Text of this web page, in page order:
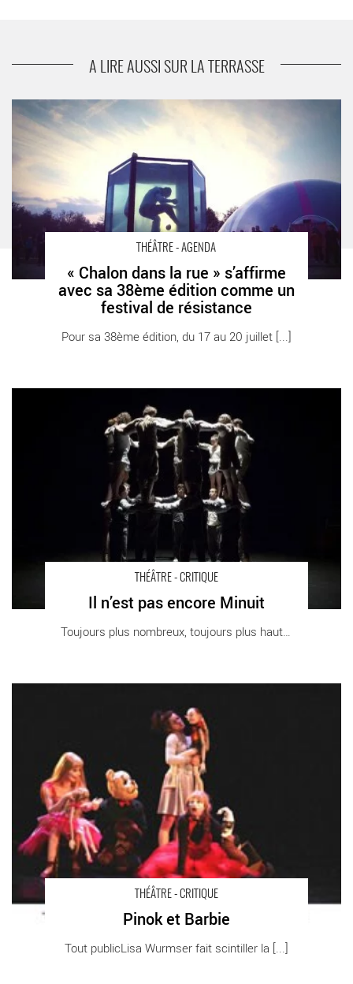
Vents d’Est
A LIRE AUSSI SUR LA TERRASSE
THÉÂTRE - AGENDA
« Chalon dans la rue » s’affirme
avec sa 38ème édition comme un
festival de résistance
Pour sa 38ème édition, du 17 au 20 juillet [...]
« Chalon dans la rue » s’affirme avec sa 38ème édition comme
un festival de résistance - Critique sortie Théâtre Chalon-sur-
Saône Centre National des Arts de la Rue et de l’Espace Public
Le Fourneau
THÉÂTRE - CRITIQUE
Il n’est pas encore Minuit
Toujours plus nombreux, toujours plus haut, [...]
Chapiteaux de La Villette
THÉÂTRE - CRITIQUE
Pinok et Barbie
Tout publicLisa Wurmser fait scintiller la [...]